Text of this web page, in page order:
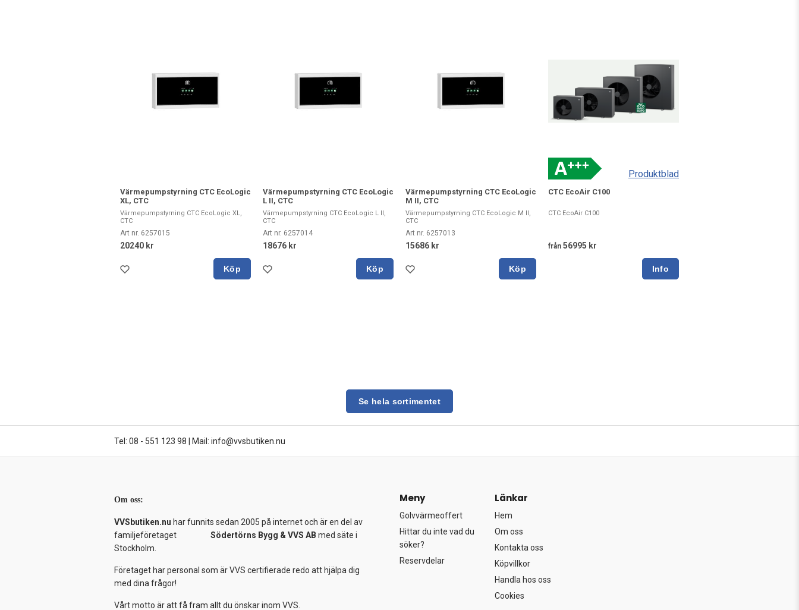
Värmepumpstyrning CTC EcoLogic
XL, CTC
Värmepumpstyrning CTC EcoLogic XL,
CTC
Art nr. 6257015
20240 kr
Köp
Värmepumpstyrning CTC EcoLogic
L II, CTC
Värmepumpstyrning CTC EcoLogic L II,
CTC
Art nr. 6257014
18676 kr
Köp
Värmepumpstyrning CTC EcoLogic
M II, CTC
Värmepumpstyrning CTC EcoLogic M II,
CTC
Art nr. 6257013
15686 kr
Köp
Produktblad
CTC EcoAir C100
CTC EcoAir C100
från 56995 kr
Se hela sortimentet
Tel: 08 - 551 123 98 Mail: info@vvsbutiken.nu
Om oss:
VVSbutiken.nu har funnits sedan 2005 på internet och är en del av
familjeföretaget Södertörns Bygg & VVS AB med säte i
Stockholm.
Företaget har personal som är VVS certifierade redo att hjälpa dig
med dina frågor!
Vårt motto är att få fram allt du önskar inom VVS.
Meny
Golvvärmeoffert
Hittar du inte vad du
söker?
Reservdelar
Länkar
Hem
Om oss
Kontakta oss
Köpvillkor
Handla hos oss
Cookies